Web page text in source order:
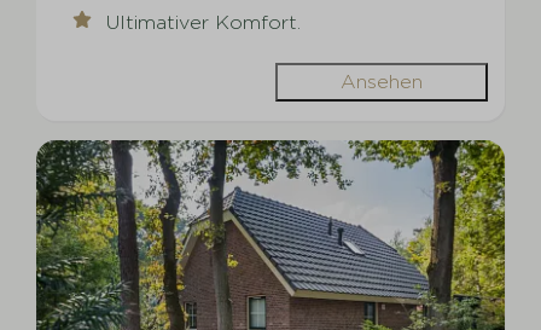
Ultimativer Komfort.
Ansehen